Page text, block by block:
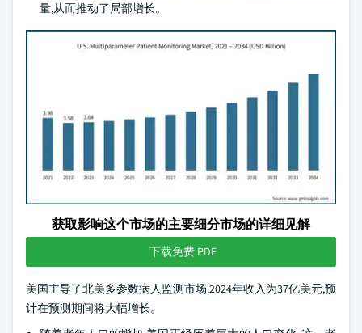
量,从而推动了局部增长。
获取影响这个市场的主要细分市场的详细见解
下载免费 PDF
美国主导了北美多参数病人监测市场,2024年收入为37亿美元,预
计在预测期间将大幅增长。